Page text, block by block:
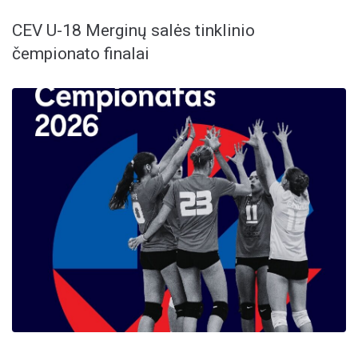
CEV U-18 Merginų salės tinklinio
čempionato finalai